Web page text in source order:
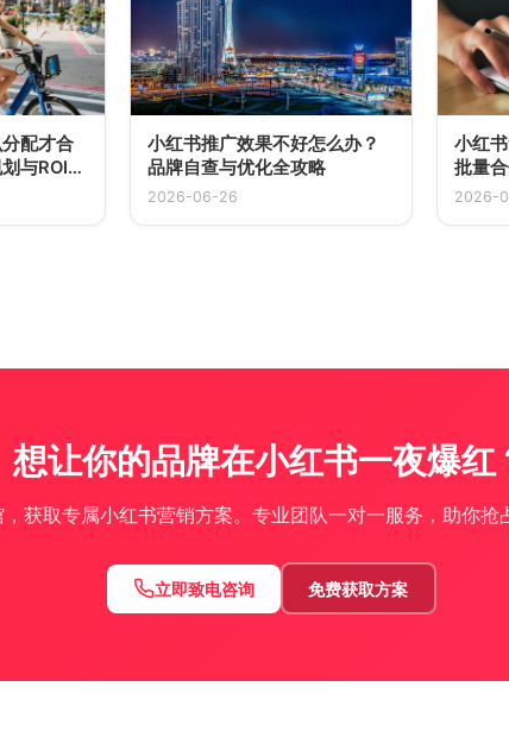
配才合
与ROI测
小红书推广效果不好怎么办？
品牌自查与优化全攻略
2026-06-26
小红
批量
2026-
想让你的品牌在小红书一夜爆红
获取专属小红书营销方案。专业团队一对一服务，助你抢
立即致电咨询 免费获取方案